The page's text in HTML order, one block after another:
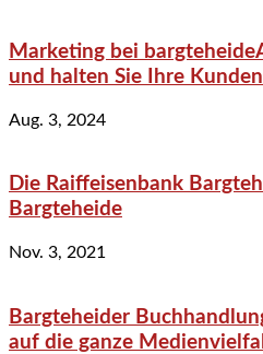
Marketing bei
und halten Sie Ihre
Aug. 3, 2024
Die Raiffeisenbank
Bargteheide
Nov. 3, 2021
Bargteheider
auf die ganze